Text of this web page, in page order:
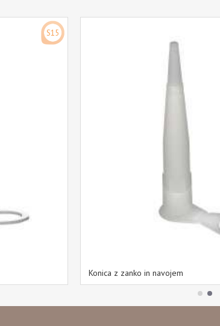
S15
Konica z zanko in navojem